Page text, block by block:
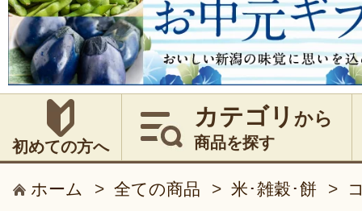
初めての方へ
カテゴリ から
商品を探す
ホーム > 全ての商品 > 米･雑穀･餅 >